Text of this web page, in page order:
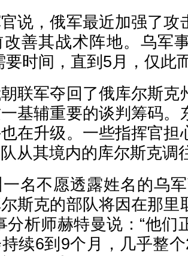
说，俄军最近加强了攻
改善其战术阵地。乌军
要时间，直到5月，仅此
联军夺回了俄库尔斯克
基辅重要的谈判筹码。
在升级。一些指挥官担
从其境内的库尔斯克调
名不愿透露姓名的乌
斯克的部队将因在那里
分析师赫特曼说：“他们
续6到9个月，几乎整